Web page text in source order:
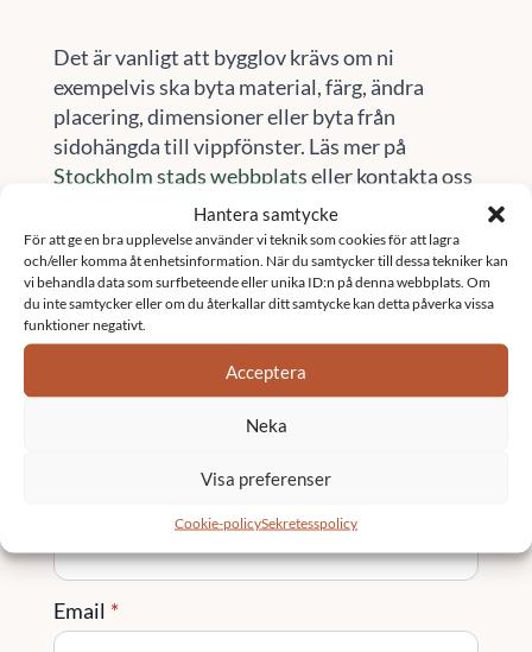
Hantera samtycke
För att ge en bra upplevelse använder vi teknik som cookies för att lagra
och/eller komma åt enhetsinformation. När du samtycker till dessa tekniker kan
vi behandla data som surfbeteende eller unika ID:n på denna webbplats. Om
du inte samtycker eller om du återkallar ditt samtycke kan detta påverka vissa
funktioner negativt.
Acceptera
Neka
Visa preferenser
Cookie-policySekretesspolicy
Det är vanligt att bygglov krävs om ni
exempelvis ska byta material, färg, ändra
placering, dimensioner eller byta från
sidohängda till vippfönster. Läs mer på
Stockholm stads webbplatseller kontakta oss
på Sefast för vägledning.
Här finns vi
Vi är verksamma i stora delar av Sverige.
Besök vår sidaorterför att se om vi finns i ditt
område
Kontakta oss
Email *